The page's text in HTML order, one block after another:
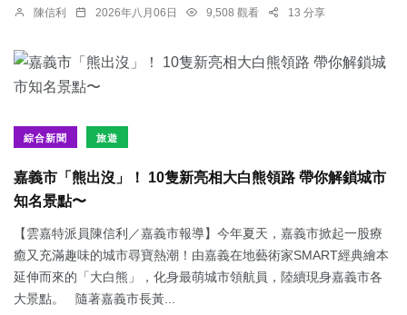
陳信利 2026年八月06日 9,508 觀看 13 分享
綜合新聞 旅遊
嘉義市「熊出沒」！ 10隻新亮相大白熊領路 帶你解鎖城市
知名景點〜
【雲嘉特派員陳信利／嘉義市報導】今年夏天，嘉義市掀起一股療
癒又充滿趣味的城市尋寶熱潮！由嘉義在地藝術家SMART經典繪本
延伸而來的「大白熊」，化身最萌城市領航員，陸續現身嘉義市各
大景點。 隨著嘉義市長黃...